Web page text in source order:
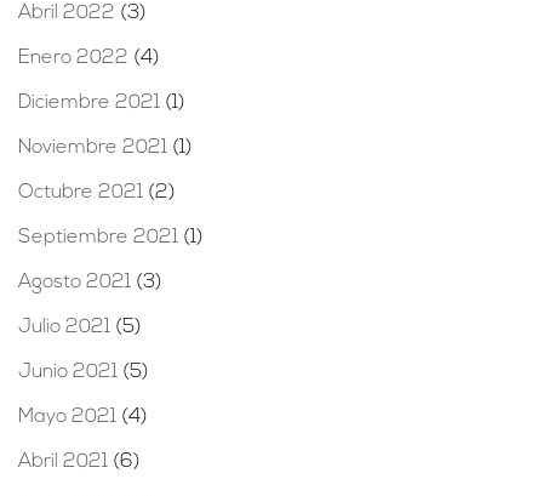
Abril 2022 (3)
Enero 2022 (4)
Diciembre 2021 (1)
Noviembre 2021 (1)
Octubre 2021 (2)
Septiembre 2021 (1)
Agosto 2021 (3)
Julio 2021 (5)
Junio 2021 (5)
Mayo 2021 (4)
Abril 2021 (6)